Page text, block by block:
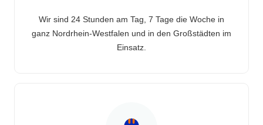
Wir sind 24 Stunden am Tag, 7 Tage die Woche in
ganz Nordrhein-Westfalen und in den Großstädten im
Einsatz.